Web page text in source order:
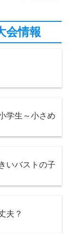
情報
学生～小さめ
いバストの子
夫？